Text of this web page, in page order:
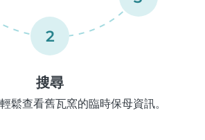
2
搜尋
鬆查看舊瓦窯的臨時保母資訊。